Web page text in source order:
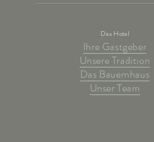
Das Hotel
Ihre Gastgeber
Unsere Tradition
Das Bauernhaus
Unser Team